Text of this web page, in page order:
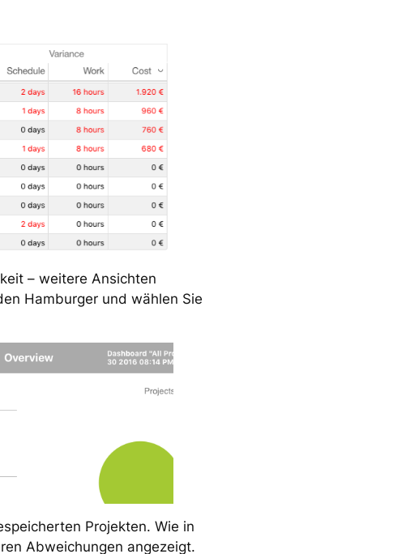
– weitere Ansichten
Hamburger und wählen Sie
Projekten. Wie in
Abweichungen angezeigt.